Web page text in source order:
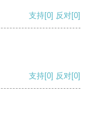
支持[0] 反对[0]
支持[0] 反对[0]